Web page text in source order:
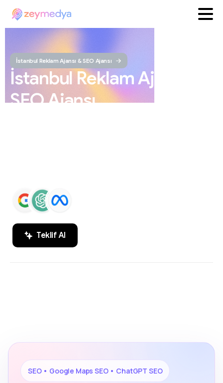
İstanbul Reklam Ajansı & SEO Ajansı
İstanbulReklamAjansı
SEOAjansı
Teklif Al
SEO • Google Maps SEO • ChatGPT SEO